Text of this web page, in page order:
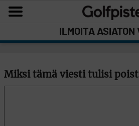
ILMOITA ASIATON
Miksi tämä viesti tulisi